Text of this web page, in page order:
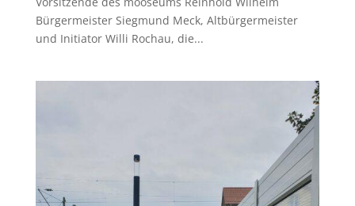
Bürgermeister Siegmund Meck, Altbürgermeister
und Initiator Willi Rochau, die...